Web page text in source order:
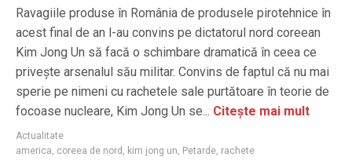
Ravagiile produse în România de produsele pirotehnice în
acest final de an l-au convins pe dictatorul nord coreean
Kim Jong Un să facă o schimbare dramatică în ceea ce
privește arsenalul său militar. Convins de faptul că nu mai
sperie pe nimeni cu rachetele sale purtătoare în teorie de
focoase nucleare, Kim Jong Un se... Citește mai mult
Actualitate
america, coreea de nord , kim jong un, Petarde, rachete